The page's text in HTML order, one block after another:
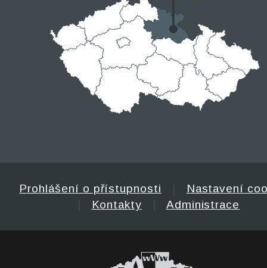
Prohlášení o přístupnosti
Nastavení
Kontakty Administrace